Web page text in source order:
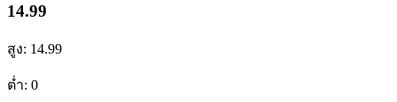
14.99
สูง: 14.99
ต่ำ: 0